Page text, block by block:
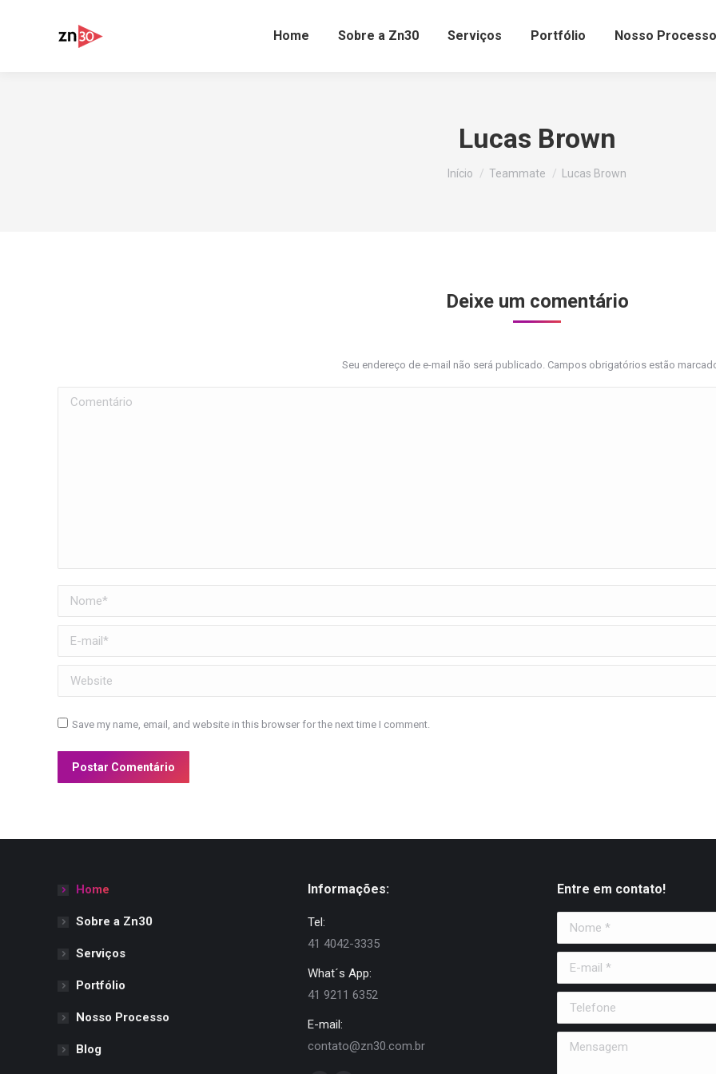
Home Sobre a Zn30 Serviços Portfólio Nosso Processo
Lucas Brown
Você está aqui:
Início Teammate Lucas Brown
Deixe um comentário
Seu endereço de e-mail não será publicado. Campos obrigatórios estão
Comentário
Nome *
E-mail *
Website
Save my name, email, and website in this browser for the next time I comment.
Postar Comentário
Home
Sobre a Zn30
Serviços
Portfólio
Nosso Processo
Blog
Informações:
Tel:
41 4042-3335
What´s App:
41 9211 6352
E-mail:
contato@zn30.com.br
Entre em contato!
Nome *
E-mail *
Telefone
Mensagem